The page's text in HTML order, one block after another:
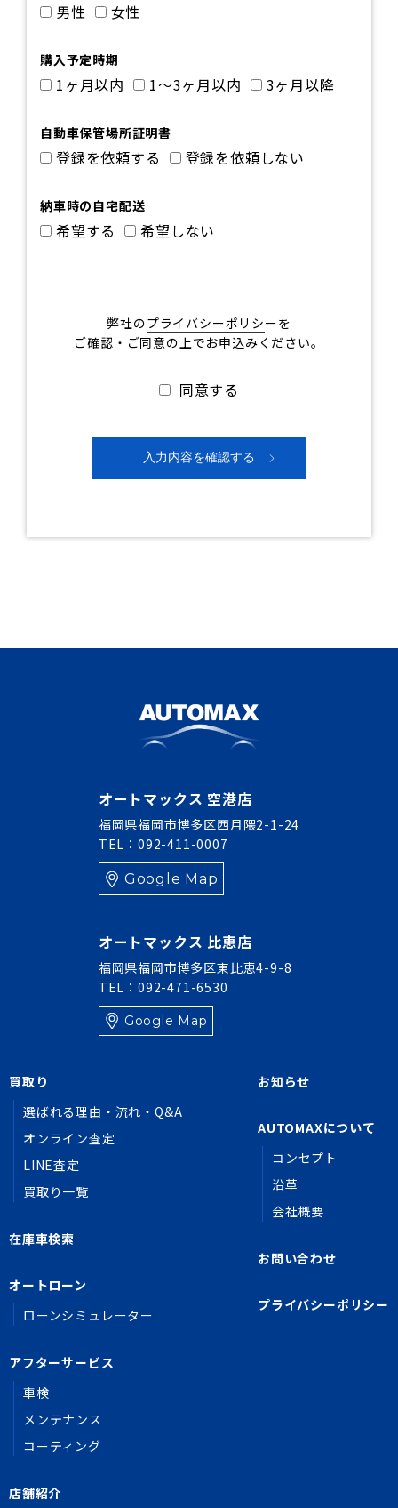
男性 女性
購入予定時期
1ヶ月以内 1～3ヶ月以内 3ヶ月以降
自動車保管場所証明書
登録を依頼する 登録を依頼しない
納車時の自宅配送
希望する 希望しない
弊社のプライバシーポリシーを
ご確認・ご同意の上でお申込みください。
同意する
オートマックス 空港店
福岡県福岡市博多区西月隈2-1-24
TEL：092-411-0007
Google Map
オートマックス 比恵店
福岡県福岡市博多区東比恵4-9-8
TEL：092-471-6530
Google Map
買取り
選ばれる理由・流れ・Q&A
オンライン査定
LINE査定
買取り一覧
在庫車検索
オートローン
ローンシミュレーター
アフターサービス
車検
メンテナンス
コーティング
店舗紹介
お知らせ
AUTOMAXについて
コンセプト
沿革
会社概要
お問い合わせ
プライバシーポリシー